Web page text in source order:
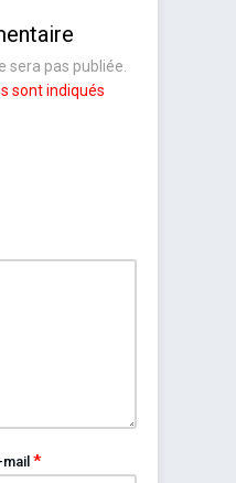
sera pas publiée.
sont indiqués
mail*